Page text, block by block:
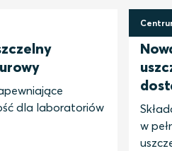
dla laboratoriów
4
w